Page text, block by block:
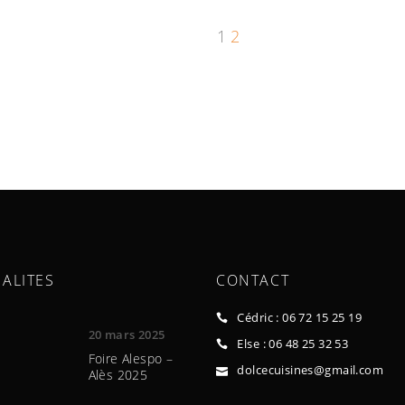
1 2
20 mars 2025
Foire Alespo –
Alès 2025
CONTACT
Cédric : 06 72 15 25 19
Else : 06 48 25 32 53
dolcecuisines@gmail.com